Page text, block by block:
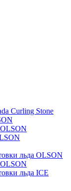
Curling Stone
льда OLSON
льда ICE